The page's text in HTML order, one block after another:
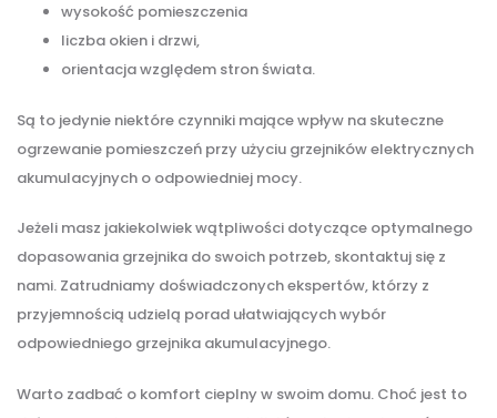
wysokość pomieszczenia
liczba okien i drzwi,
orientacja względem stron świata.
Są to jedynie niektóre czynniki mające wpływ na skuteczne
ogrzewanie pomieszczeń przy użyciu grzejników elektrycznych
akumulacyjnych o odpowiedniej mocy.
Jeżeli masz jakiekolwiek wątpliwości dotyczące optymalnego
dopasowania grzejnika do swoich potrzeb, skontaktuj się z
nami. Zatrudniamy doświadczonych ekspertów, którzy z
przyjemnością udzielą porad ułatwiających wybór
odpowiedniego grzejnika akumulacyjnego.
Warto zadbać o komfort cieplny w swoim domu. Choć jest to